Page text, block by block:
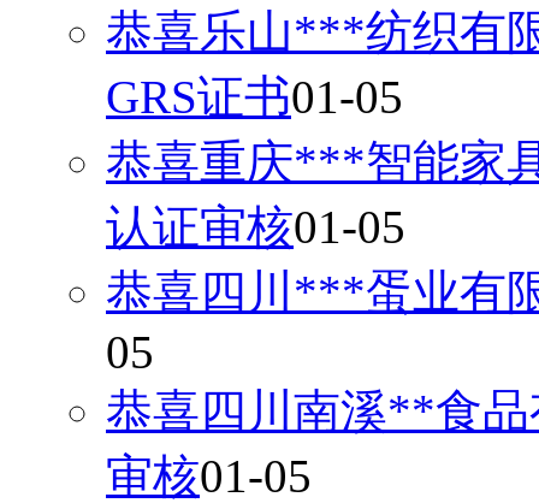
恭喜乐山***纺织有
GRS证书01-05
恭喜重庆***智能家
认证审核01-05
恭喜四川***蛋业有
05
恭喜四川南溪**食
审核01-05